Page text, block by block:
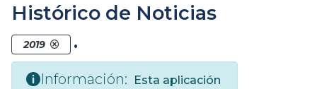
Histórico de Noticias
2019 .
Información:
Esta aplicación